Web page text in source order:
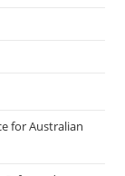
for Australian